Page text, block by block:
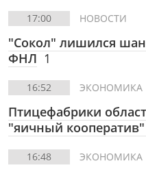
17:00 НОВОСТИ
"Сокол" лишился
ФНЛ 1
16:52 ЭКОНОМИКА
Птицефабрики
"яичный кооператив"
16:48 ЭКОНОМИКА